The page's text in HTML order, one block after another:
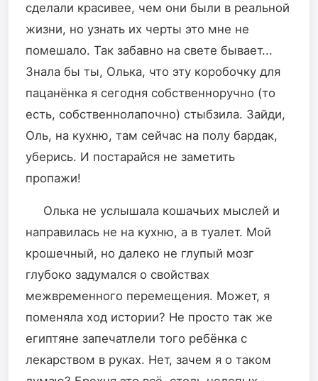
сделали красивее, чем они были в реальной
жизни, но узнать их черты это мне не
помешало. Так забавно на свете бывает...
Знала бы ты, Олька, что эту коробочку для
пацанëнка я сегодня собственноручно (то
есть, собственнолапочно) стыбзила. Зайди,
Оль, на кухню, там сейчас на полу бардак,
уберись. И постарайся не заметить
пропажи!
Олька не услышала кошачьих мыслей и
направилась не на кухню, а в туалет. Мой
крошечный, но далеко не глупый мозг
глубоко задумался о свойствах
межвременного перемещения. Может, я
поменяла ход истории? Не просто так же
египтяне запечатлели того ребёнка с
лекарством в руках. Нет, зачем я о таком